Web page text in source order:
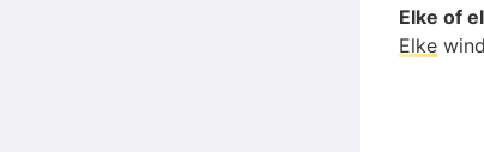
Elke of
Elke wind